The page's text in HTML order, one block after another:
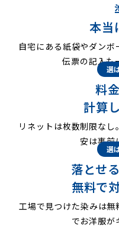
本当
自宅にある紙袋やダン
伝票の記入も
選
料
計算
リネットは枚数制限な
安は事前
選
落とせ
無料で
工場で見つけた染みは
でお洋服が